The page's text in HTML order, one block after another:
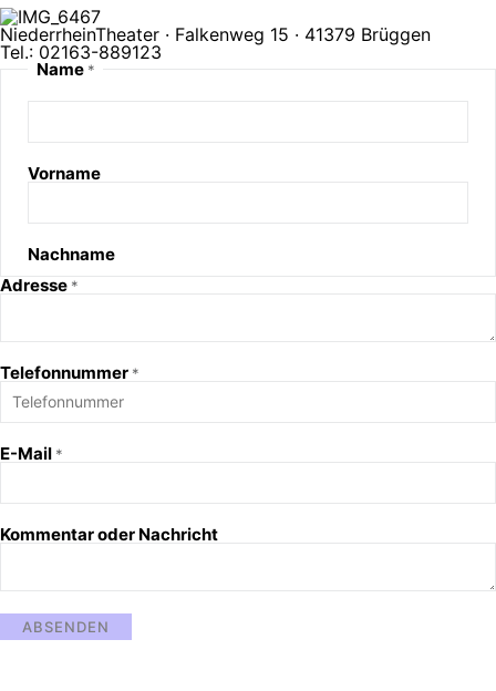
NiederrheinTheater · Falkenweg 15 · 41379 Brüggen
Tel.: 02163-889123
Name *
Vorname
Nachname
Adresse *
Telefonnummer *
E-Mail *
Kommentar oder Nachricht
ABSENDEN